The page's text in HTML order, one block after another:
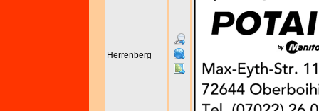
Herrenberg